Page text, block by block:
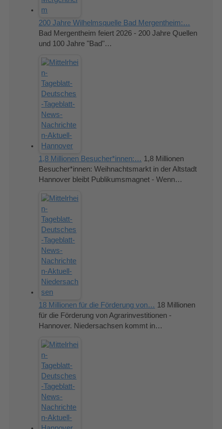
200 Jahre Wilhelmsquelle Bad Mergentheim:…
Bad Mergentheim feiert 2026 - 200 Jahre Quellen
und 100 Jahre "Bad"…
1,8 Millionen Besucher*innen:… 1,8 Millionen
Besucher*innen: Weihnachtsmarkt in der Altstadt
Hannover bleibt Publikumsmagnet - Wenn…
18 Millionen für die Förderung von… 18 Millionen
für die Förderung von Agrarinvestitionen -
Hannover. Niedersachsen kommt in…